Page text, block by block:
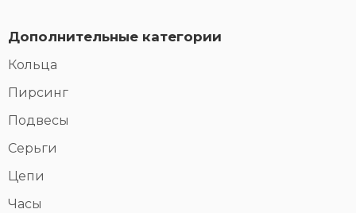
Дополнительные категории
Кольца
Пирсинг
Подвесы
Серьги
Цепи
Часы